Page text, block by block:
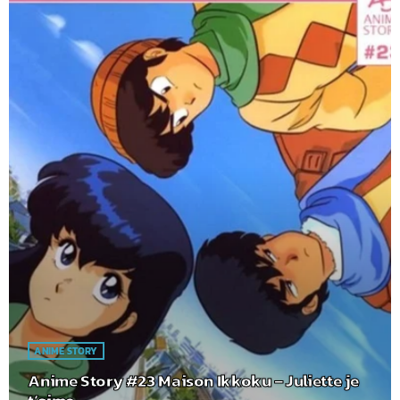
ANIME STORY
Anime Story #23 Maison Ikkoku – Juliette je